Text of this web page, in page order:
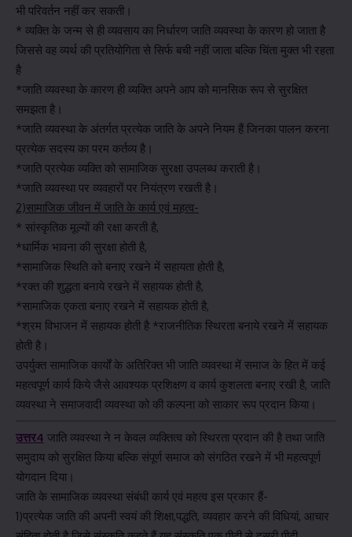
भी परिवर्तन नहीं कर सकती।
* व्यक्ति के जन्म से ही व्यवसाय का निर्धारण जाति व्यवस्था के कारण हो जाता है
जिससे वह व्यर्थ की प्रतियोगिता से सिर्फ बची नहीं जाता बल्कि चिंता मुक्त भी रहता
है
*जाति व्यवस्था के कारण ही व्यक्ति अपने आप को मानसिक रूप से सुरक्षित
समझता है।
*जाति व्यवस्था के अंतर्गत प्रत्येक जाति के अपने नियम हैं जिनका पालन करना
प्रत्येक सदस्य का परम कर्तव्य है।
*जाति प्रत्येक व्यक्ति को सामाजिक सुरक्षा उपलब्ध कराती है।
*जाति व्यवस्था पर व्यवहारों पर नियंत्रण रखती है।
2)सामाजिक जीवन में जाति के कार्य एवं महत्व-
* सांस्कृतिक मूल्यों की रक्षा करती है,
*धार्मिक भावना की सुरक्षा होती है,
*सामाजिक स्थिति को बनाए रखने में सहायता होती है,
*रक्त की शुद्धता बनाये रखने में सहायक होती है,
*सामाजिक एकता बनाए रखने में सहायक होती है,
*श्रम विभाजन में सहायक होती है *राजनीतिक स्थिरता बनाये रखने में सहायक
होती है।
उपर्युक्त सामाजिक कार्यों के अतिरिक्त भी जाति व्यवस्था में समाज के हित में कई
महत्वपूर्ण कार्य किये जैसे आवश्यक प्रशिक्षण व कार्य कुशलता बनाए रखी है, जाति
व्यवस्था ने समाजवादी व्यवस्था को की कल्पना को साकार रूप प्रदान किया।
उत्तर4 जाति व्यवस्था ने न केवल व्यक्तित्व को स्थिरता प्रदान की है तथा जाति
समुदाय को सुरक्षित किया बल्कि संपूर्ण समाज को संगठित रखने में भी महत्वपूर्ण
योगदान दिया।
जाति के सामाजिक व्यवस्था संबंधी कार्य एवं महत्व इस प्रकार हैं-
1)प्रत्येक जाति की अपनी स्वयं की शिक्षा,पद्धति, व्यवहार करने की विधियां, आचार